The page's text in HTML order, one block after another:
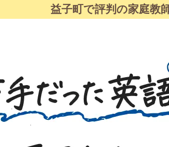
益子町で評判の家庭教